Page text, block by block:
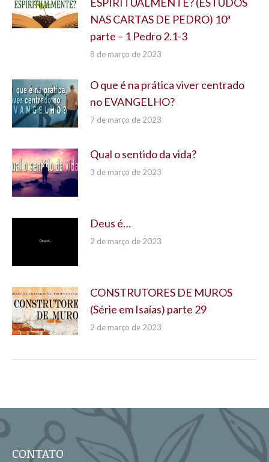
NAS CARTAS DE PEDRO) 10ª
parte – 1 Pedro 2.1-3
8 de março de 2023
O que é na prática viver centrado
no EVANGELHO?
7 de março de 2023
Qual o sentido da vida?
3 de março de 2023
Deus é…
2 de março de 2023
CONSTRUTORES DE MUROS
(Série em Isaías) parte 29
2 de março de 2023
CONTATO